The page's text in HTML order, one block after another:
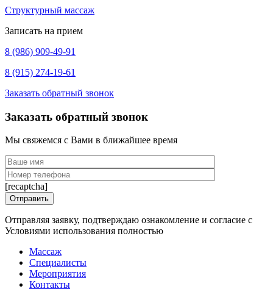
Структурный массаж
Записать на прием
8 (986) 909-49-91
8 (915) 274-19-61
Заказать обратный звонок
Заказать обратный звонок
Мы свяжемся с Вами в ближайшее время
[recaptcha]
Отправляя заявку, подтверждаю ознакомление и согласие с
Условиями использования полностью
Массаж
Специалисты
Мероприятия
Контакты